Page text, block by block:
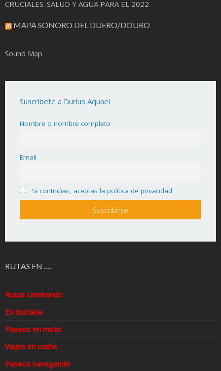
CRUCIALES. SALUD Y AGUA PARA EL 2022
MAPA SONORO DEL DUERO/DOURO
Sound Map
Suscríbete a Durius Aquae!
Nombre o nombre completo
Email
Si continúas, aceptas la política de privacidad
RUTAS EN ….
Rutas caminando
En bicicleta
Paseos en moto
Viajes en coche
Paseos navegando